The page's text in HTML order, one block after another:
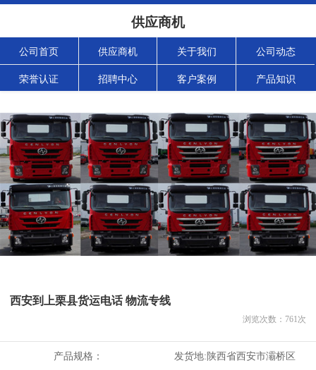
供应商机
公司首页 供应商机 关于我们 公司动态
荣誉认证 招聘中心 客户案例 产品知识
西安到上栗县货运电话 物流专线
浏览次数： 761次
产品规格： 发货地:陕西省西安市灞桥区